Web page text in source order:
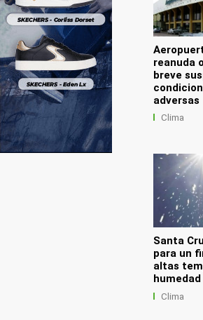
reanuda
breve
adversas
Clima
Santa
para un
altas
humedad
Clima